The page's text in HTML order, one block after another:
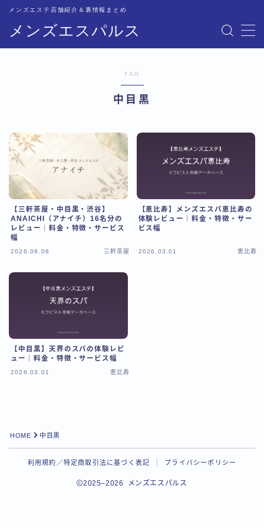
メンズエスパルス
メンズエステ店舗紹介＆裏情報まとめ
恵比寿比較
五反田比較
新宿比較
池袋比較
TAG
中目黒
【三軒茶屋・中目黒・渋谷】
ANAICHI（アナイチ）16名分の
レビュー｜料金・特徴・サービス
幅
2026.08.08 三軒茶屋
【恵比寿】メンズエスパ恵比寿の
体験レビュー｜料金・特徴・サー
ビス幅
2026.03.01 恵比寿
【中目黒】天界のスパの体験レビ
ュー｜料金・特徴・サービス幅
2026.03.01 恵比寿
HOME 中目黒
利用規約／特定商取引法に基づく表記 プライバシーポリシー
2025–2026 メンズエスパルス